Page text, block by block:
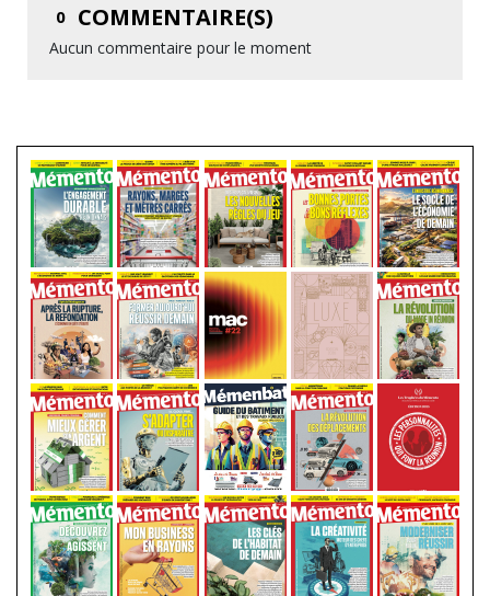
0 COMMENTAIRE(S)
Aucun commentaire pour le moment